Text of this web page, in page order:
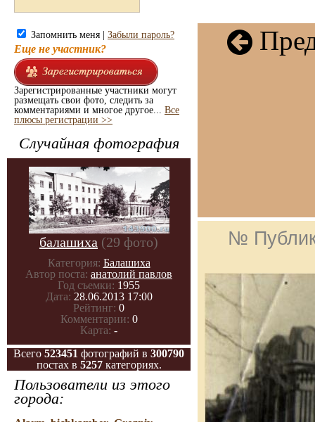
Запомнить меня | Забыли пароль?
Еще не участник?
Зарегистрированные участники могут
размещать свои фото, следить за
комментариями и многое другое... Все
плюсы регистрации >>
Случайная фотография
балашиха (29 фото)
Категория: Балашиха
Автор поста: анатолий павлов
Год съемки: 1955
Дата: 28.06.2013 17:00
Рейтинг: 0
Комментарии: 0
Карта: -
Всего 523451 фотографий в 300790
постах в 5257категориях.
Пользователи из этого
города:
№